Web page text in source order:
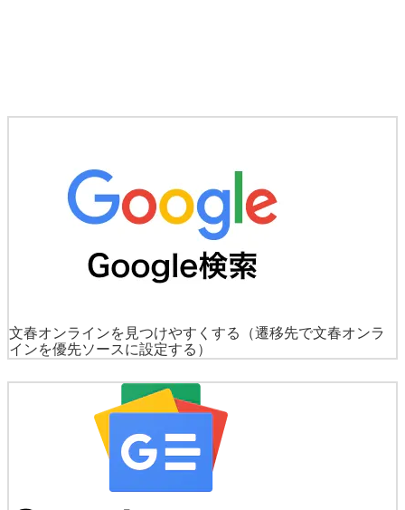
文春オンラインを見つけやすくする
（遷移先で文春オンラ
インを優先ソースに設定する）